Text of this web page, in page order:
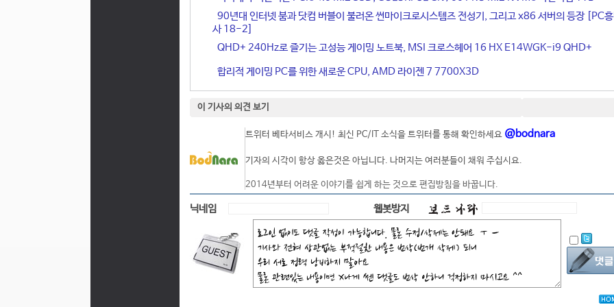
90년대 인터넷 붐과 닷컴 버블이 불러온 썬마이크로시스템즈 전성기, 그리고 x86 서버의 등장 [PC
사 18-2]
QHD+ 240Hz로 즐기는 고성능 게이밍 노트북, MSI 크로스헤어 16 HX E14WGK-i9 QHD+
합리적 게이밍 PC를 위한 새로운 CPU, AMD 라이젠 7 7700X3D
이 기사의 의견 보기
트위터 베타서비스 개시! 최신 PC/IT 소식을 트위터를 통해 확인하세요 @bodnara
기자의 시각이 항상 옳은것은 아닙니다. 나머지는 여러분들이 채워 주십시요.
2014년부터 어려운 이야기를 쉽게 하는 것으로 편집방침을 바꿉니다.
닉네임 웹봇방지